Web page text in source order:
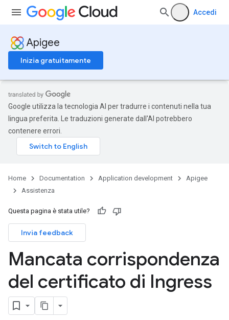
Accedi
Apigee
Inizia gratuitamente
Google utilizza la tecnologia AI per tradurre i contenuti nella tua
lingua preferita. Le traduzioni generate dall'AI potrebbero
contenere errori.
Home Documentation Application development
Apigee
Assistenza
Questa pagina è stata utile?
Invia feedback
Mancata corrispondenza
del certificato di Ingress